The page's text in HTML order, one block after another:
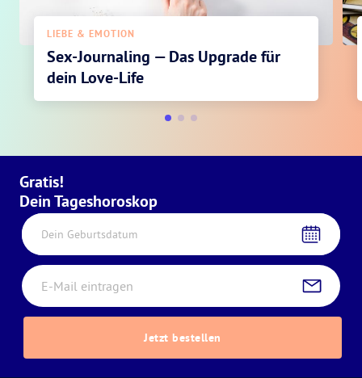
LIEBE & EMOTION
Sex-Journaling — Das Upgrade für
dein Love-Life
Gratis!
Dein Tageshoroskop
Dein Geburtsdatum
Jetzt bestellen